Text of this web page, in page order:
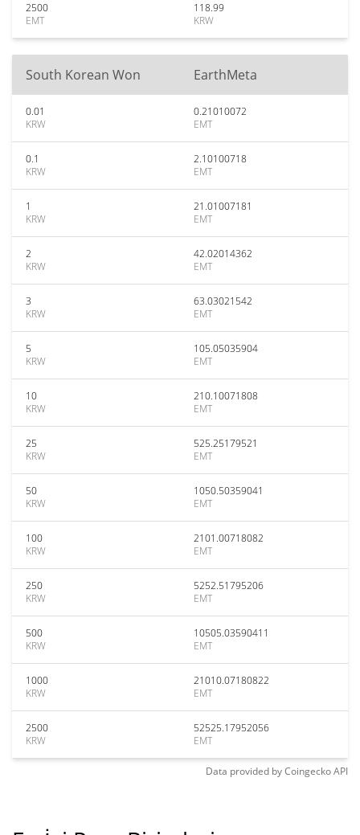
2500
EMT
118.99
KRW
South Korean Won EarthMeta
0.01
KRW
0.21010072
EMT
0.1
KRW
2.10100718
EMT
1
KRW
21.01007181
EMT
2
KRW
42.02014362
EMT
3
KRW
63.03021542
EMT
5
KRW
105.05035904
EMT
10
KRW
210.10071808
EMT
25
KRW
525.25179521
EMT
50
KRW
1050.50359041
EMT
100
KRW
2101.00718082
EMT
250
KRW
5252.51795206
EMT
500
KRW
10505.03590411
EMT
1000
KRW
21010.07180822
EMT
2500
KRW
52525.17952056
EMT
Data provided byCoingeckoAPI